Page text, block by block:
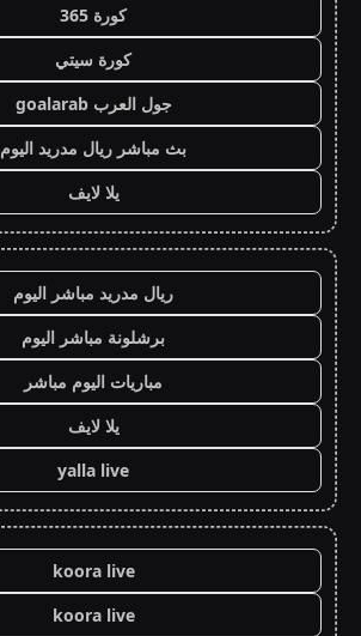
كورة 365
كورة سيتي
جول العرب goalarab
بث مباشر ريال مدريد اليوم
يلا لايف
ريال مدريد مباشر اليوم
برشلونة مباشر اليوم
مباريات اليوم مباشر
يلا لايف
yalla live
koora live
koora live